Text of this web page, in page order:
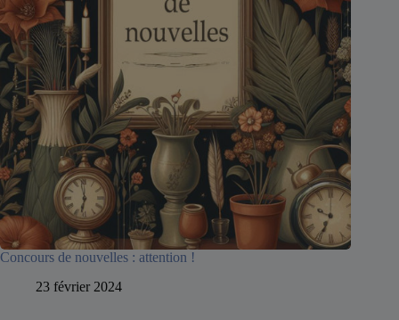
Concours de nouvelles : attention !
23 février 2024